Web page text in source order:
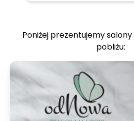
Poniżej prezentujemy
pobliżu: